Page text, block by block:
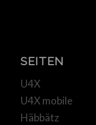
SEITEN
U4X
U4X mobile
Häbbätz